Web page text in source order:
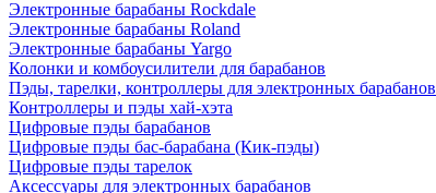
Электронные барабаны Rockdale
Электронные барабаны Roland
Электронные барабаны Yargo
Колонки и комбоусилители для барабанов
Пэды, тарелки, контроллеры для электронных барабанов
Контроллеры и пэды хай-хэта
Цифровые пэды барабанов
Цифровые пэды бас-барабана (Кик-пэды)
Цифровые пэды тарелок
Аксессуары для электронных барабанов